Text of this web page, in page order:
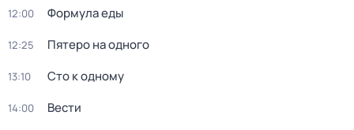
12:00 Формула еды
12:25 Пятеро на одного
13:10 Сто к одному
14:00 Вести